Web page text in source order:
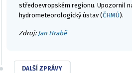
středoevropském regionu. Upozornil
hydrometeorologický ústav (ČHMÚ).
Zdroj: Jan Hrabě
DALŠÍ ZPRÁVY